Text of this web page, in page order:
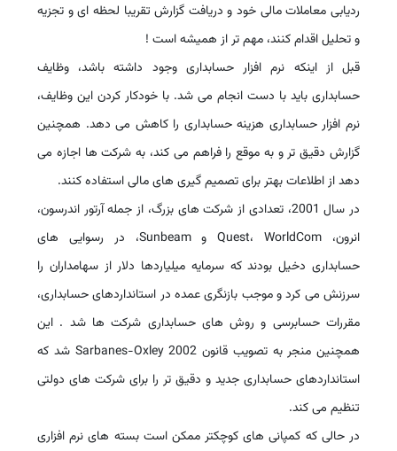
ردیابی معاملات مالی خود و دریافت گزارش تقریبا لحظه ای و تجزیه
و تحلیل اقدام کنند، مهم تر از همیشه است !
قبل از اینکه نرم افزار حسابداری وجود داشته باشد، وظایف
حسابداری باید با دست انجام می شد. با خودکار کردن این وظایف،
نرم افزار حسابداری هزینه حسابداری را کاهش می دهد. همچنین
گزارش دقیق تر و به موقع را فراهم می کند، به شرکت ها اجازه می
دهد از اطلاعات بهتر برای تصمیم گیری های مالی استفاده کنند.
در سال 2001، تعدادی از شرکت های بزرگ، از جمله آرتور اندرسون،
انرون، Quest، WorldCom و Sunbeam، در رسوایی های
حسابداری دخیل بودند که سرمایه میلیاردها دلار از سهامداران را
سرزنش می کرد و موجب بازنگری عمده در استانداردهای حسابداری،
مقررات حسابرسی و روش های حسابداری شرکت ها شد . این
همچنین منجر به تصویب قانون Sarbanes-Oxley 2002 شد که
استانداردهای حسابداری جدید و دقیق تر را برای شرکت های دولتی
تنظیم می کند.
در حالی که کمپانی های کوچکتر ممکن است بسته های نرم افزاری